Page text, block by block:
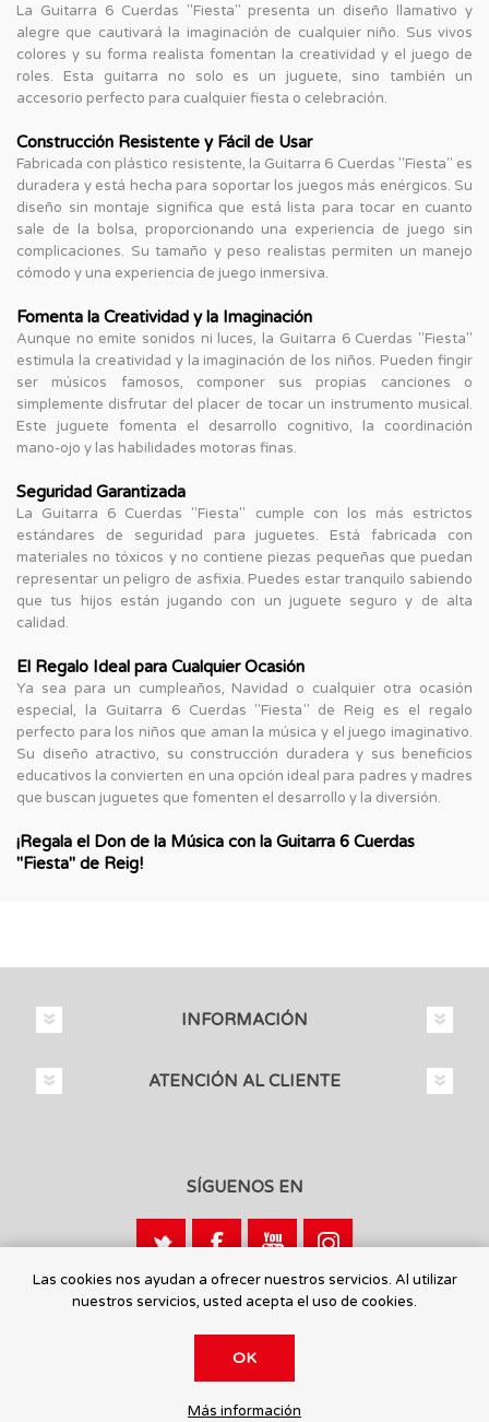
La Guitarra 6 Cuerdas "Fiesta" presenta un diseño llamativo y
alegre que cautivará la imaginación de cualquier niño. Sus vivos
colores y su forma realista fomentan la creatividad y el juego de
roles. Esta guitarra no solo es un juguete, sino también un
accesorio perfecto para cualquier fiesta o celebración.
Construcción Resistente y Fácil de Usar
Fabricada con plástico resistente, la Guitarra 6 Cuerdas "Fiesta" es
duradera y está hecha para soportar los juegos más enérgicos. Su
diseño sin montaje significa que está lista para tocar en cuanto
sale de la bolsa, proporcionando una experiencia de juego sin
complicaciones. Su tamaño y peso realistas permiten un manejo
cómodo y una experiencia de juego inmersiva.
Fomenta la Creatividad y la Imaginación
Aunque no emite sonidos ni luces, la Guitarra 6 Cuerdas "Fiesta"
estimula la creatividad y la imaginación de los niños. Pueden fingir
ser músicos famosos, componer sus propias canciones o
simplemente disfrutar del placer de tocar un instrumento musical.
Este juguete fomenta el desarrollo cognitivo, la coordinación
mano-ojo y las habilidades motoras finas.
Seguridad Garantizada
La Guitarra 6 Cuerdas "Fiesta" cumple con los más estrictos
estándares de seguridad para juguetes. Está fabricada con
materiales no tóxicos y no contiene piezas pequeñas que puedan
representar un peligro de asfixia. Puedes estar tranquilo sabiendo
que tus hijos están jugando con un juguete seguro y de alta
calidad.
El Regalo Ideal para Cualquier Ocasión
Ya sea para un cumpleaños, Navidad o cualquier otra ocasión
especial, la Guitarra 6 Cuerdas "Fiesta" de Reig es el regalo
perfecto para los niños que aman la música y el juego imaginativo.
Su diseño atractivo, su construcción duradera y sus beneficios
educativos la convierten en una opción ideal para padres y madres
que buscan juguetes que fomenten el desarrollo y la diversión.
¡Regala el Don de la Música con la Guitarra 6 Cuerdas
"Fiesta" de Reig!
INFORMACIÓN
ATENCIÓN AL CLIENTE
SÍGUENOS EN
Calle León, 1 - 03440 Ibi, Alicante
© 2026 Toysmaniatic.
Las cookies nos ayudan a ofrecer nuestros servicios. Al utilizar
nuestros servicios, usted acepta el uso de cookies.
OK
Más información